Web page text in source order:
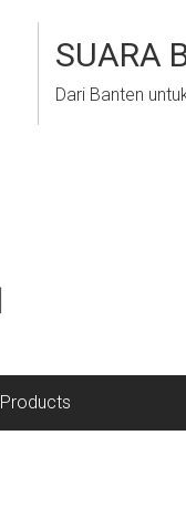
SUARA
Dari Banten
Products